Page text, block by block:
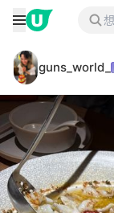
guns_world_